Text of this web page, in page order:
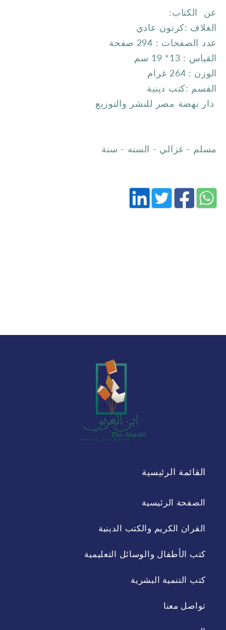
عن الكتاب:
الغلاف :كرتون عادي
عدد الصفحات : 294 صفحة
القياس : 13* 19 سم
الوزن : 264 غرام
القسم :كتب دينية
دار نهضة مصر للنشر والتوزيع
مسلم - غزالي - السنه - سنة
القائمة الرئيسية
الصفحة الرئيسية
القران الكريم والكتب الدينية
كتب الأطفال والوسائل التعليمية
كتب التنمية البشرية
تواصل معنا